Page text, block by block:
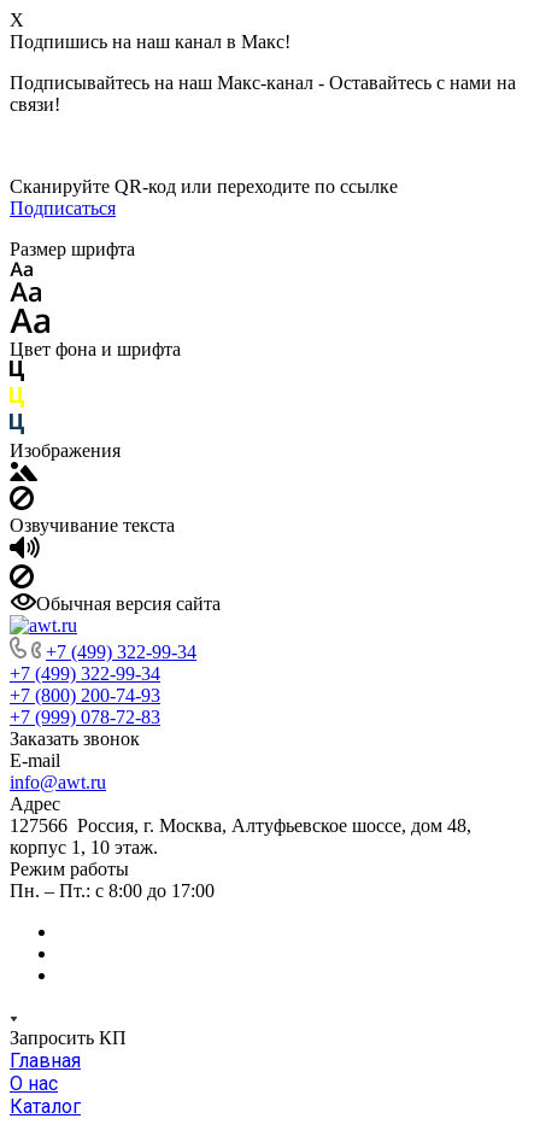
X
Подпишись на наш канал в Макс!
Подписывайтесь на наш Макс-канал - Оставайтесь с нами на
связи!
Сканируйте QR-код или переходите по ссылке
Подписаться
Размер шрифта
Цвет фона и шрифта
Изображения
Озвучивание текста
Обычная версия сайта
+7 (499) 322-99-34
+7 (499) 322-99-34
+7 (800) 200-74-93
+7 (999) 078-72-83
Заказать звонок
E-mail
info@awt.ru
Адрес
127566 Россия, г. Москва, Алтуфьевское шоссе, дом 48,
корпус 1, 10 этаж.
Режим работы
Пн. – Пт.: с 8:00 до 17:00
Запросить КП
Главная
О нас
Каталог